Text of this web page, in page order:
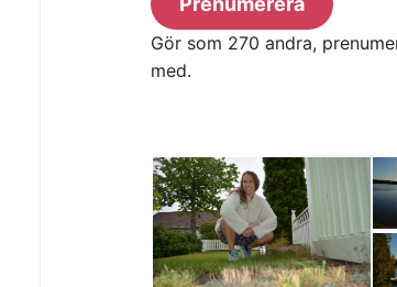
Gör som 270 andra,
med.